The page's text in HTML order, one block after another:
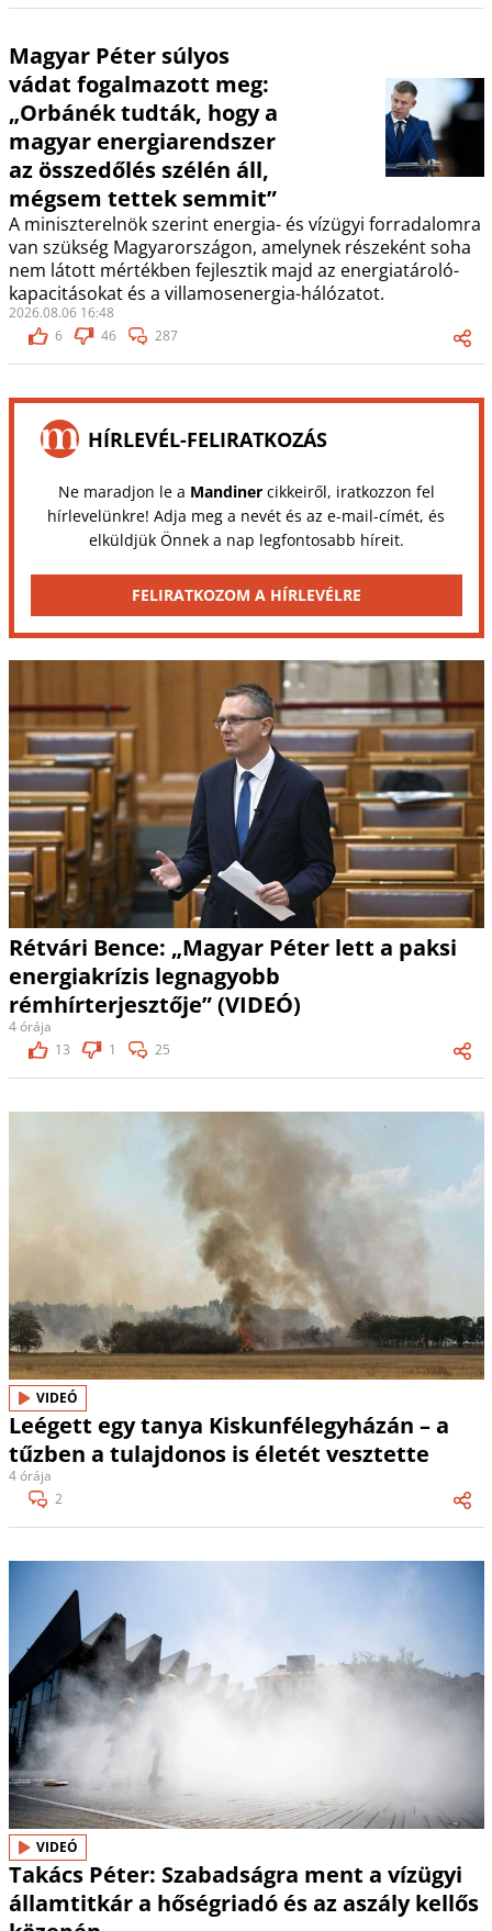
Magyar Péter súlyos
vádat fogalmazott meg:
„Orbánék tudták, hogy a
magyar energiarendszer
az összedőlés szélén áll,
mégsem tettek semmit”
A miniszterelnök szerint energia- és vízügyi forradalomra
van szükség Magyarországon, amelynek részeként soha
nem látott mértékben fejlesztik majd az energiatároló-
kapacitásokat és a villamosenergia-hálózatot.
2026.08.06 16:48
6
46 287
HÍRLEVÉL-FELIRATKOZÁS
Ne maradjon le a Mandinercikkeiről, iratkozzon fel
hírlevelünkre! Adja meg a nevét és az e-mail-címét, és
elküldjük Önnek a nap legfontosabb híreit.
FELIRATKOZOM A HÍRLEVÉLRE
Rétvári Bence: „Magyar Péter lett a paksi
energiakrízis legnagyobb
rémhírterjesztője” (VIDEÓ)
4 órája
13
1 25
VIDEÓ
Leégett egy tanya Kiskunfélegyházán – a
tűzben a tulajdonos is életét vesztette
4 órája
2
VIDEÓ
Takács Péter: Szabadságra ment a vízügyi
államtitkár a hőségriadó és az aszály kellős